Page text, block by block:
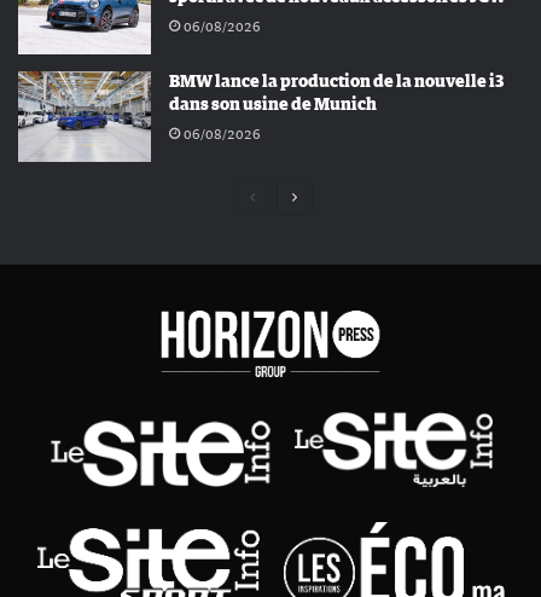
06/08/2026
BMW lance la production de la nouvelle i3
dans son usine de Munich
06/08/2026
Page
Page